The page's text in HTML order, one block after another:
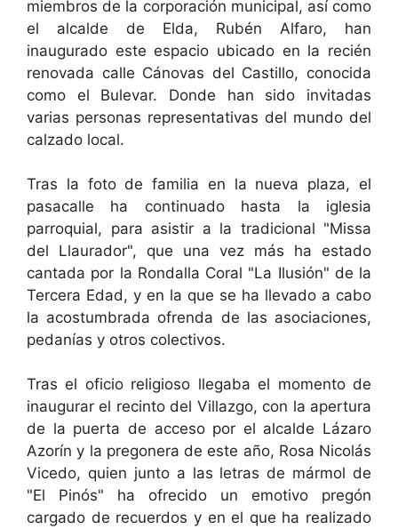
miembros de la corporación municipal, así como
el alcalde de Elda, Rubén Alfaro, han
inaugurado este espacio ubicado en la recién
renovada calle Cánovas del Castillo, conocida
como el Bulevar. Donde han sido invitadas
varias personas representativas del mundo del
calzado local.
Tras la foto de familia en la nueva plaza, el
pasacalle ha continuado hasta la iglesia
parroquial, para asistir a la tradicional "Missa
del Llaurador", que una vez más ha estado
cantada por la Rondalla Coral "La Ilusión" de la
Tercera Edad, y en la que se ha llevado a cabo
la acostumbrada ofrenda de las asociaciones,
pedanías y otros colectivos.
Tras el oficio religioso llegaba el momento de
inaugurar el recinto del Villazgo, con la apertura
de la puerta de acceso por el alcalde Lázaro
Azorín y la pregonera de este año, Rosa Nicolás
Vicedo, quien junto a las letras de mármol de
"El Pinós" ha ofrecido un emotivo pregón
cargado de recuerdos y en el que ha realizado